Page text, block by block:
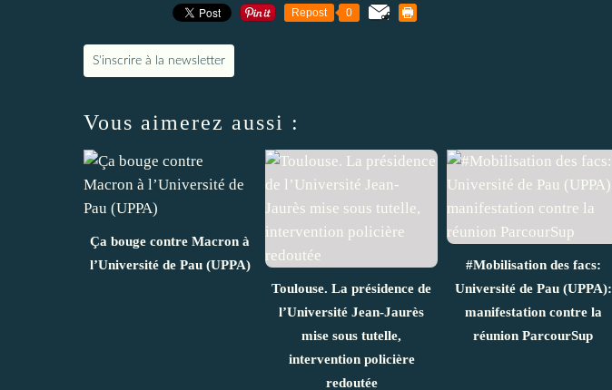
Repost 0
S'inscrire à la newsletter
Vous aimerez aussi :
Ça bouge contre Macron à
l’Université de Pau (UPPA)
Toulouse. La présidence de
l’Université Jean-Jaurès
mise sous tutelle,
intervention policière
redoutée
#Mobilisation des facs:
Université de Pau (UPPA):
manifestation contre la
réunion ParcourSup